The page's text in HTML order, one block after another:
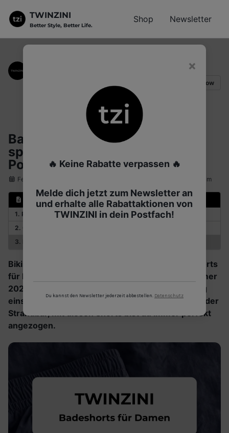
primary
navigation
content
footer
TWINZINI
Better Style, Better Life.
Shop Newsletter
Follow
Badeshorts Damen 2026: 3
sportliche Styles für Strand &
Pool
February 1, 2026 🦩, geprüft vom TWINZINI Team
1. Pink: Das Sommer-Statement
2. Cobalt Blue: Sportliche Frische
3. French Navy: Der elegante Klassiker
Bikini-Hose war gestern – jetzt kommen Badeshorts
für Damen! Sie sind das Must-Have für den Sommer
2026: super bequem, absolut lässig und vielseitig
einsetzbar. Egal ob beim Beachvolleyball oder an der
Strandbar, mit diesen Shorts bist du immer perfekt
angezogen.
×
🔥 Keine Rabatte verpassen 🔥
Melde dich jetzt zum Newsletter an
und erhalte alle Rabattaktionen von
TWINZINI in dein Postfach!
Du kannst den Newsletter jederzeit abbestellen. Datenschutz